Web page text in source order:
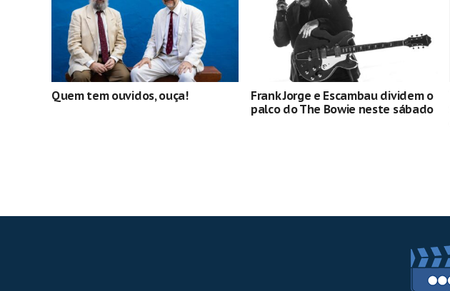
Quem tem ouvidos, ouça!
Frank Jorge e Escambau dividem o
palco do The Bowie neste sábado